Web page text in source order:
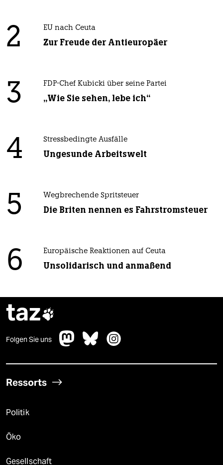
2 EU nach Ceuta
Zur Freude der Antieuropäer
3 FDP-Chef Kubicki über seine Partei
„Wie Sie sehen, lebe ich“
4 Stressbedingte Ausfälle
Ungesunde Arbeitswelt
5 Wegbrechende Spritsteuer
Die Briten nennen es Fahrstromsteuer
6 Europäische Reaktionen auf Ceuta
Unsolidarisch und anmaßend
taz
Folgen Sie uns
Ressorts
Politik
Öko
Gesellschaft